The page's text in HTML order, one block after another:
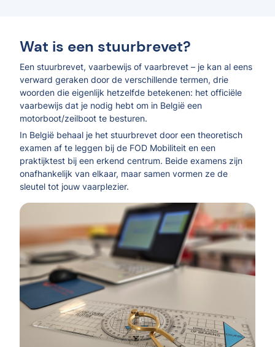
Wat is een stuurbrevet?
Een stuurbrevet, vaarbewijs of vaarbrevet – je kan al eens
verward geraken door de verschillende termen, drie
woorden die eigenlijk hetzelfde betekenen: het officiële
vaarbewijs dat je nodig hebt om in België een
motorboot/zeilboot te besturen.
In België behaal je het stuurbrevet door een theoretisch
examen af te leggen bij de FOD Mobiliteit en een
praktijktest bij een erkend centrum. Beide examens zijn
onafhankelijk van elkaar, maar samen vormen ze de
sleutel tot jouw vaarplezier.